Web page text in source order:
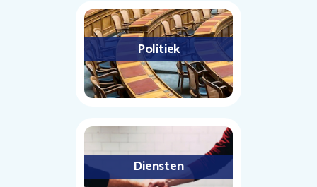
Politiek
Diensten